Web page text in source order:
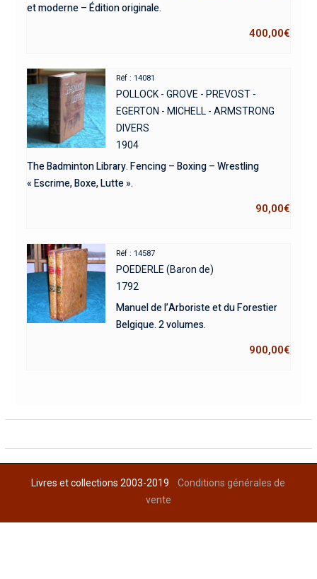
et moderne – Édition originale.
400,00€
Réf : 14081
POLLOCK - GROVE - PREVOST -
EGERTON - MICHELL - ARMSTRONG
DIVERS
1904
The Badminton Library. Fencing – Boxing – Wrestling
« Escrime, Boxe, Lutte ».
90,00€
Réf : 14587
POEDERLE (Baron de)
1792
Manuel de l’Arboriste et du Forestier
Belgique. 2 volumes.
900,00€
Livres et collections 2003-2019Conditions générales de
vente